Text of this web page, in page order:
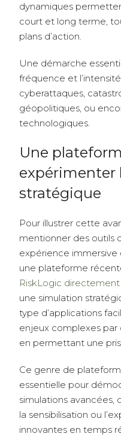
dynamiques
court et long terme,
plans d’action.
Une démarche
fréquence et
cyberattaques,
géopolitiques, ou
technologiques.
Une
expérimenter
stratégique
Pour illustrer cette
mentionner des outils
expérience immersive
une plateforme
RiskLogic
une simulation
type d’applications
enjeux complexes
en permettant une
Ce genre de
essentielle pour
simulations avancées,
la sensibilisation ou
innovantes en temps